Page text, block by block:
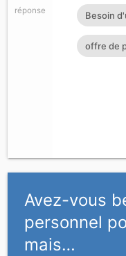
réponse
Besoin
entre
et La
offre de
Avez-vous
personnel
mais…